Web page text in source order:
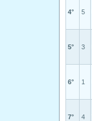
4° 5
5° 3
6° 1
7° 4